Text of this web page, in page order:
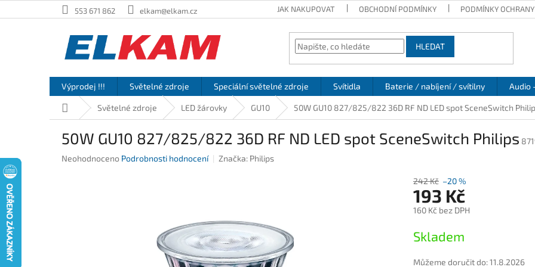
na
553 671 862 elkam@elkam.cz JAK NAKUPOVAT OBCHODNÍ PODMÍNKY PODMÍNKY OCHRANY
HLEDAT
Výprodej !!! Světelné zdroje Speciální světelné zdroje Svítidla Baterie / nabíjení / svítilny Audio
Domů Světelné zdroje LED žárovky GU10 50W GU10 827/825/822 36D RF ND LED spot SceneSwitch
50W GU10 827/825/822 36D RF ND LED spot SceneSwitch Philips
Průměrné
Neohodnoceno Podrobnosti hodnocení Značka: Philips
242 Kč –20 %
193 Kč
160 Kč bez DPH
cena:
Skladem
Můžeme doručit do:11.8.2026